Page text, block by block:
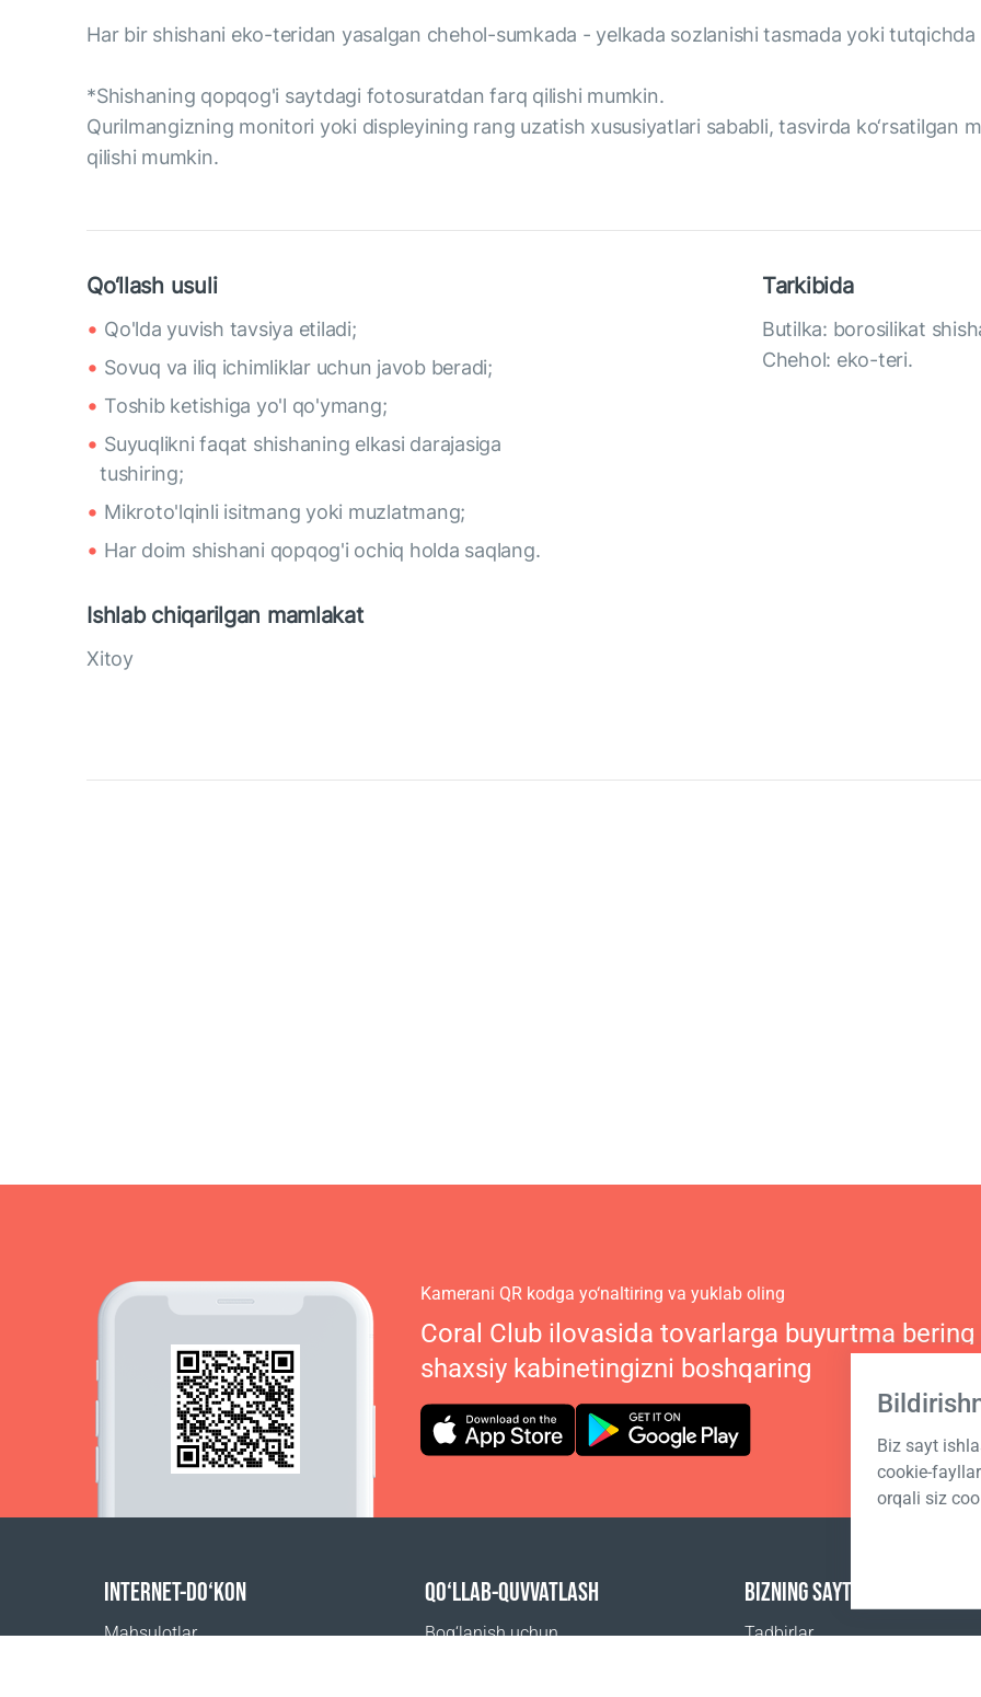
Har bir shishani eko-teridan yasalgan chehol-sumkada - yelkada sozlanishi tasmada yoki
*Shishaning qopqog'i saytdagi fotosuratdan farq qilishi mumkin.
Qurilmangizning monitori yoki displeyining rang uzatish xususiyatlari sababli, tasvirda ko‘rsatilgan
qilishi mumkin.
Qo‘llash usuli
Qo'lda yuvish tavsiya etiladi;
Sovuq va iliq ichimliklar uchun javob beradi;
Toshib ketishiga yo'l qo'ymang;
Suyuqlikni faqat shishaning elkasi darajasiga
tushiring;
Mikroto'lqinli isitmang yoki muzlatmang;
Har doim shishani qopqog'i ochiq holda saqlang.
Tarkibida
Butilka: borosilikat
Chehol: eko-teri.
Ishlab chiqarilgan mamlakat
Xitoy
Biz sayt
cookie-
orqali siz
Kamerani QR kodga yo‘naltiring va yuklab oling
Coral Club ilovasida tovarlarga buyurtma bering
shaxsiy kabinetingizni boshqaring
INTERNET-DO‘KON
Mahsulotlar
QO‘LLAB-QUVVATLASH
Bog‘lanish uchun
BIZNING SAYTLARIMIZ
Tadbirlar